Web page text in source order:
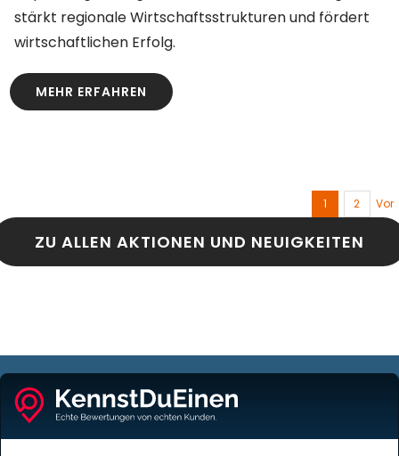
stärkt regionale Wirtschaftsstrukturen und fördert
wirtschaftlichen Erfolg.
MEHR ERFAHREN
1 2 Vor
ZU ALLEN AKTIONEN UND NEUIGKEITEN